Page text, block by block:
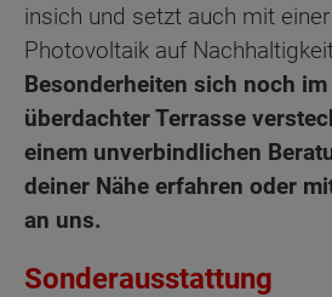
insich und setzt auch mit
Photovoltaik auf
Besonderheiten sich noch
überdachter Terrasse
einem unverbindlichen
deiner Nähe erfahren oder
an uns.
Sonderausstattung